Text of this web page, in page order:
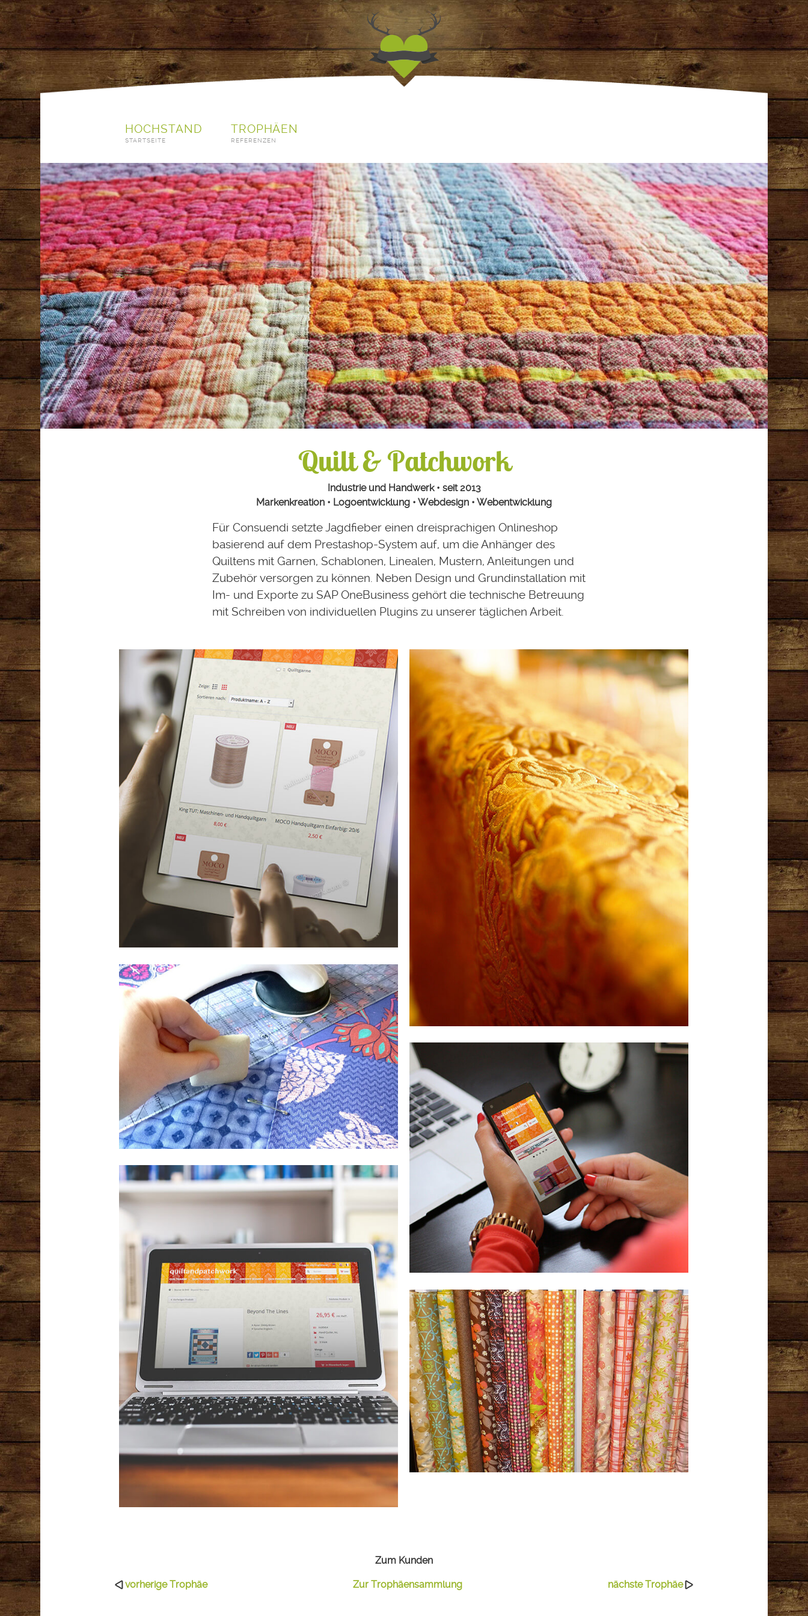
Jagdfieber | Werbeagentur Dresden
HOCHSTAND
STARTSEITE
TROPHÄEN
REFERENZEN
Quilt & Patchwork
Industrie und Handwerk • seit 2013
Markenkreation • Logoentwicklung • Webdesign • Webentwicklung
Für Consuendi setzte Jagdfieber einen dreisprachigen Onlineshop
basierend auf dem Prestashop-System auf, um die Anhänger des
Quiltens mit Garnen, Schablonen, Linealen, Mustern, Anleitungen und
Zubehör versorgen zu können. Neben Design und Grundinstallation mit
Im- und Exporte zu SAP OneBusiness gehört die technische Betreuung
mit Schreiben von individuellen Plugins zu unserer täglichen Arbeit.
Zum Kunden
vorherige Trophäe Zur Trophäensammlung nächste Trophäe